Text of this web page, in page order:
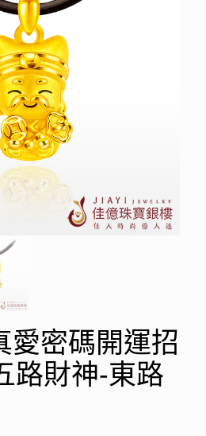
愛密碼開運招
路財神-東路